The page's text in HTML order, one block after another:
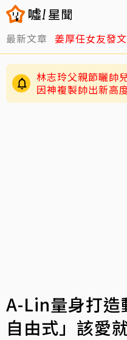
最新文章 姜厚任女友發文
林志玲父親節曬帥
因神複製帥出新高
A-Lin量身打造
自由式」該愛